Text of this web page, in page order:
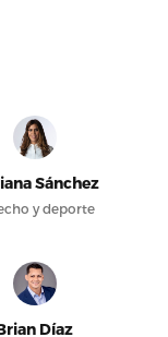
Sánchez
y deporte
Díaz